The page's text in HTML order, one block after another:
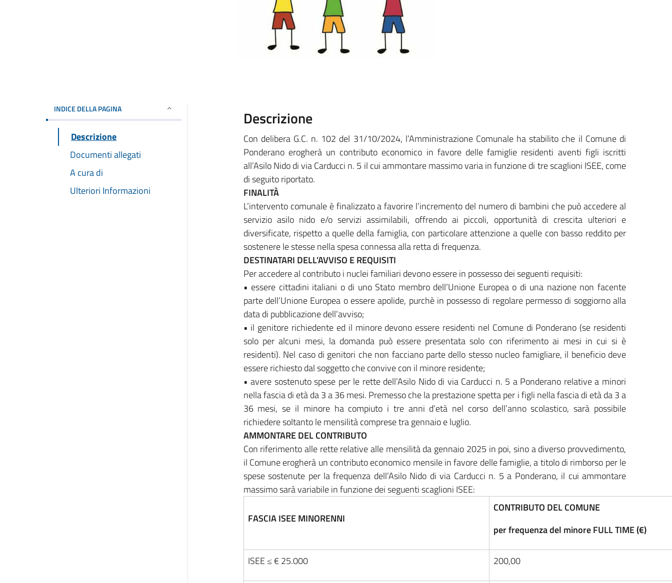
INDICE DELLA PAGINA
Descrizione
Documenti allegati
A cura di
Ulteriori Informazioni
Descrizione
Con delibera G.C. n. 102 del 31/10/2024, l’Amministrazione Comunale ha stabilito che il Comune di
Ponderano erogherà un contributo economico in favore delle famiglie residenti aventi figli iscritti
all’Asilo Nido di via Carducci n. 5 il cui ammontare massimo varia in funzione di tre scaglioni ISEE, come
di seguito riportato.
FINALITÀ
L’intervento comunale è finalizzato a favorire l’incremento del numero di bambini che può accedere al
servizio asilo nido e/o servizi assimilabili, offrendo ai piccoli, opportunità di crescita ulteriori e
diversificate, rispetto a quelle della famiglia, con particolare attenzione a quelle con basso reddito per
sostenere le stesse nella spesa connessa alla retta di frequenza.
DESTINATARI DELL’AVVISO E REQUISITI
Per accedere al contributo i nuclei familiari devono essere in possesso dei seguenti requisiti:
• essere cittadini italiani o di uno Stato membro dell’Unione Europea o di una nazione non facente
parte dell’Unione Europea o essere apolide, purchè in possesso di regolare permesso di soggiorno alla
data di pubblicazione dell’avviso;
• il genitore richiedente ed il minore devono essere residenti nel Comune di Ponderano (se residenti
solo per alcuni mesi, la domanda può essere presentata solo con riferimento ai mesi in cui si è
residenti). Nel caso di genitori che non facciano parte dello stesso nucleo famigliare, il beneficio deve
essere richiesto dal soggetto che convive con il minore residente;
• avere sostenuto spese per le rette dell’Asilo Nido di via Carducci n. 5 a Ponderano relative a minori
nella fascia di età da 3 a 36 mesi. Premesso che la prestazione spetta per i figli nella fascia di età da 3 a
36 mesi, se il minore ha compiuto i tre anni d’età nel corso dell’anno scolastico, sarà possibile
richiedere soltanto le mensilità comprese tra gennaio e luglio.
AMMONTARE DEL CONTRIBUTO
Con riferimento alle rette relative alle mensilità da gennaio 2025 in poi, sino a diverso provvedimento,
il Comune erogherà un contributo economico mensile in favore delle famiglie, a titolo di rimborso per le
spese sostenute per la frequenza dell’Asilo Nido di via Carducci n. 5 a Ponderano, il cui ammontare
massimo sarà variabile in funzione dei seguenti scaglioni ISEE:
FASCIA ISEE MINORENNI
CONTRIBUTO DEL COMUNE
per frequenza del minore FULL TIME (€)
ISEE ≤ € 25.000 200,00